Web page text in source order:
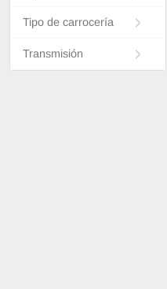
Tipo de carrocería
Transmisión